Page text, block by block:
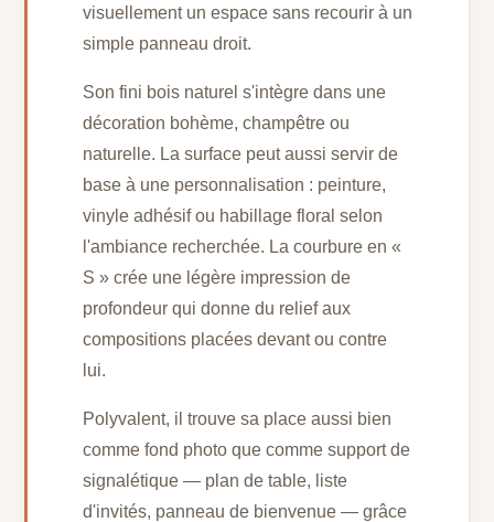
visuellement un espace sans recourir à un
simple panneau droit.
Son fini bois naturel s'intègre dans une
décoration bohème, champêtre ou
naturelle. La surface peut aussi servir de
base à une personnalisation : peinture,
vinyle adhésif ou habillage floral selon
l'ambiance recherchée. La courbure en «
S » crée une légère impression de
profondeur qui donne du relief aux
compositions placées devant ou contre
lui.
Polyvalent, il trouve sa place aussi bien
comme fond photo que comme support de
signalétique — plan de table, liste
d'invités, panneau de bienvenue — grâce